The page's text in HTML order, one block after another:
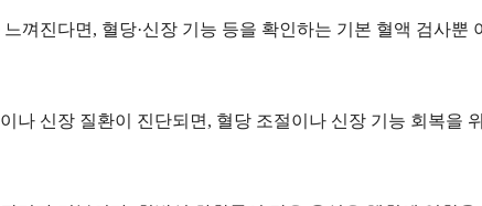
진다면, 혈당·신장 기능 등을 확인하는 기본 혈액 검사뿐
신장 질환이 진단되면, 혈당 조절이나 신장 기능 회복을